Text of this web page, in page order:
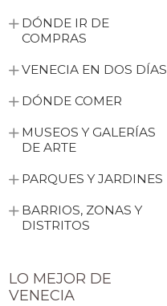
DÓNDE IR DE
COMPRAS
VENECIA EN DOS DÍAS
DÓNDE COMER
MUSEOS Y GALERÍAS
DE ARTE
PARQUES Y JARDINES
BARRIOS, ZONAS Y
DISTRITOS
LO MEJOR DE
VENECIA